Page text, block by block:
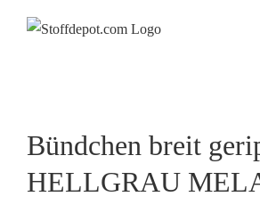
Bündchen breit
HELLGRAU